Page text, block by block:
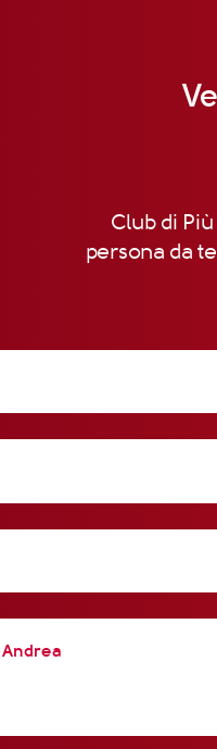
Club di
persona da